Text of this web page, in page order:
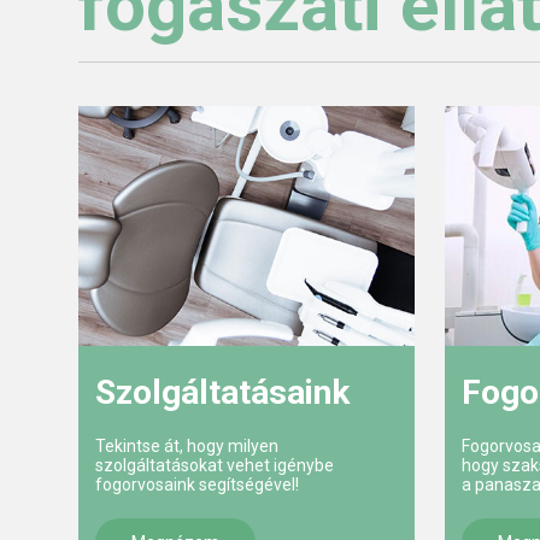
Szolgáltatásaink
Tekintse át, hogy milyen
szolgáltatásokat vehet igénybe
fogorvosaink segítségével!
hogy
a